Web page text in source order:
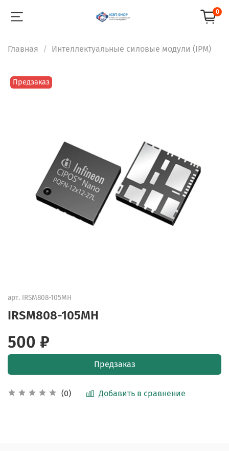
0
Главная Интеллектуальные силовые модули (IPM)
Предзаказ
арт. IRSM808-105MH
IRSM808-105MH
(0) Добавить в сравнение
500 ₽
Предзаказ